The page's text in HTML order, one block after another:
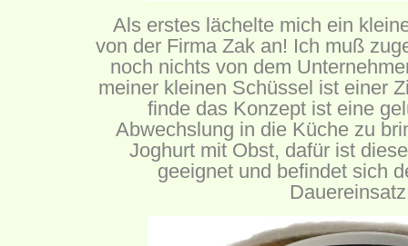
Als erstes lächelte mich ein
von der Firma Zak an! Ich muß
noch nichts von dem
meiner kleinen Schüssel ist einer
finde das Konzept ist eine
Abwechslung in die Küche zu
Joghurt mit Obst, dafür ist
geeignet und befindet sich